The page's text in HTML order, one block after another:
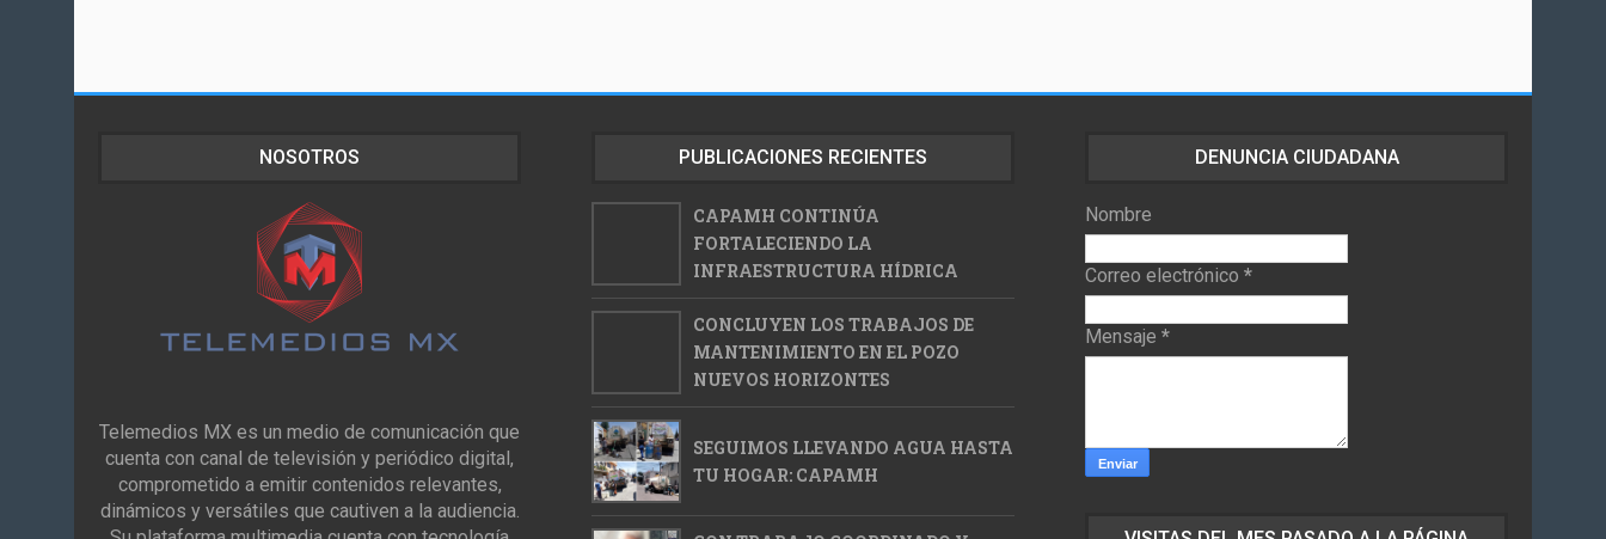
NOSOTROS
Telemedios MX es un medio de comunicación que
cuenta con canal de televisión y periódico digital,
comprometido a emitir contenidos relevantes,
dinámicos y versátiles que cautiven a la audiencia.
PUBLICACIONES RECIENTES
CAPAMH CONTINÚA
FORTALECIENDO LA
INFRAESTRUCTURA HÍDRICA
CONCLUYEN LOS TRABAJOS DE
MANTENIMIENTO EN EL POZO
NUEVOS HORIZONTES
SEGUIMOS LLEVANDO AGUA HASTA
TU HOGAR: CAPAMH
DENUNCIA CIUDADANA
Nombre
Correo electrónico *
Mensaje *